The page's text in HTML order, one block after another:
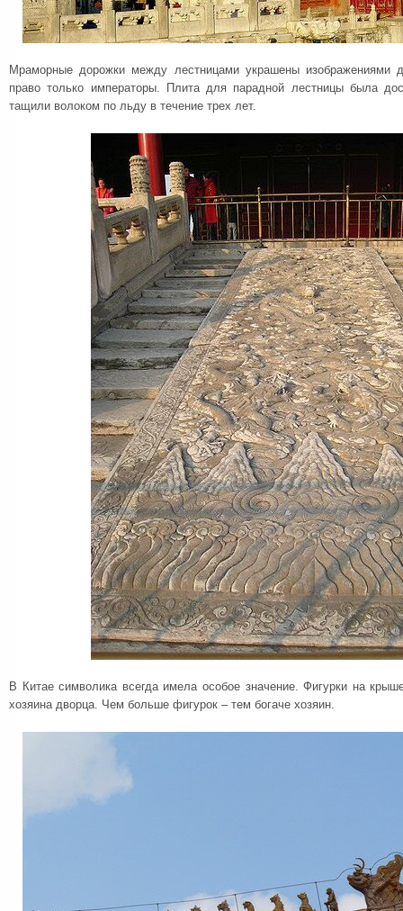
Мраморные дорожки между лестницами украшены изображениями
право только императоры. Плита для парадной лестницы была
тащили волоком по льду в течение трех лет.
В Китае символика всегда имела особое значение. Фигурки на
хозяина дворца. Чем больше фигурок – тем богаче хозяин.